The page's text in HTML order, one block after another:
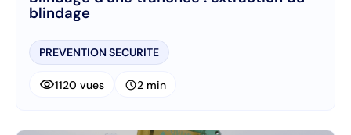
blindage
PREVENTION SECURITE
visibility1120 vues schedule2 min